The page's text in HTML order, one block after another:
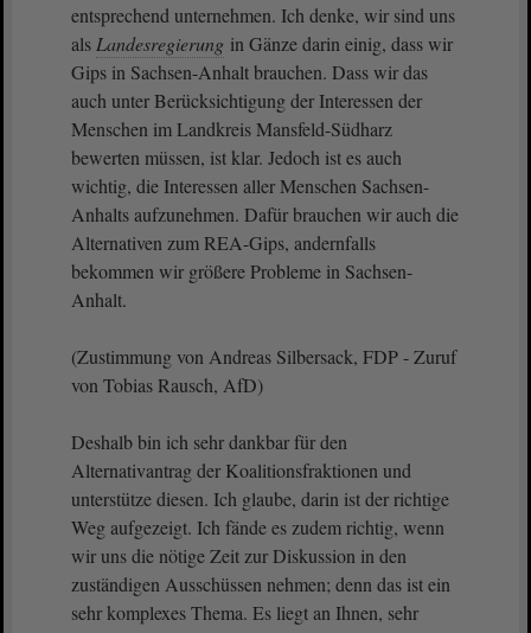
entsprechend unternehmen. Ich denke, wir sind uns
als Landesregierung in Gänze darin einig, dass wir
Gips in Sachsen-Anhalt brauchen. Dass wir das
auch unter Berücksichtigung der Interessen der
Menschen im Landkreis Mansfeld-Südharz
bewerten müssen, ist klar. Jedoch ist es auch
wichtig, die Interessen aller Menschen Sachsen-
Anhalts aufzunehmen. Dafür brauchen wir auch die
Alternativen zum REA-Gips, andernfalls
bekommen wir größere Probleme in Sachsen-
Anhalt.
(Zustimmung von Andreas Silbersack, FDP - Zuruf
von Tobias Rausch, AfD)
Deshalb bin ich sehr dankbar für den
Alternativantrag der Koalitionsfraktionen und
unterstütze diesen. Ich glaube, darin ist der richtige
Weg aufgezeigt. Ich fände es zudem richtig, wenn
wir uns die nötige Zeit zur Diskussion in den
zuständigen Ausschüssen nehmen; denn das ist ein
sehr komplexes Thema. Es liegt an Ihnen, sehr